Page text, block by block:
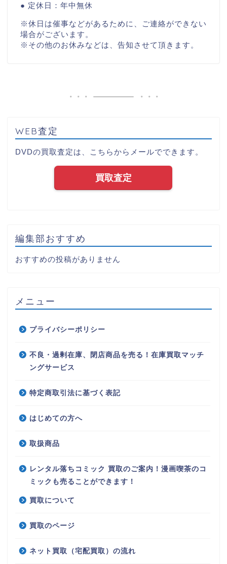
● 定休日：年中無休
※休日は催事などがあるために、ご連絡ができない
場合がございます。
※その他のお休みなどは、告知させて頂きます。
WEB査定
DVDの買取査定は、こちらからメールでできます。
買取査定
編集部おすすめ
おすすめの投稿がありません
メニュー
プライバシーポリシー
不良・過剰在庫、閉店商品を売る！在庫買取マッチ
ングサービス
特定商取引法に基づく表記
はじめての方へ
取扱商品
レンタル落ちコミック 買取のご案内！漫画喫茶のコ
ミックも売ることができます！
買取について
買取のページ
ネット買取（宅配買取）の流れ